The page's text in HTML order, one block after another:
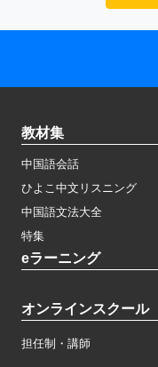
教材集
中国語会話
ひよこ中文リスニング
中国語文法大全
特集
eラーニング
オンラインスクール
担任制・講師